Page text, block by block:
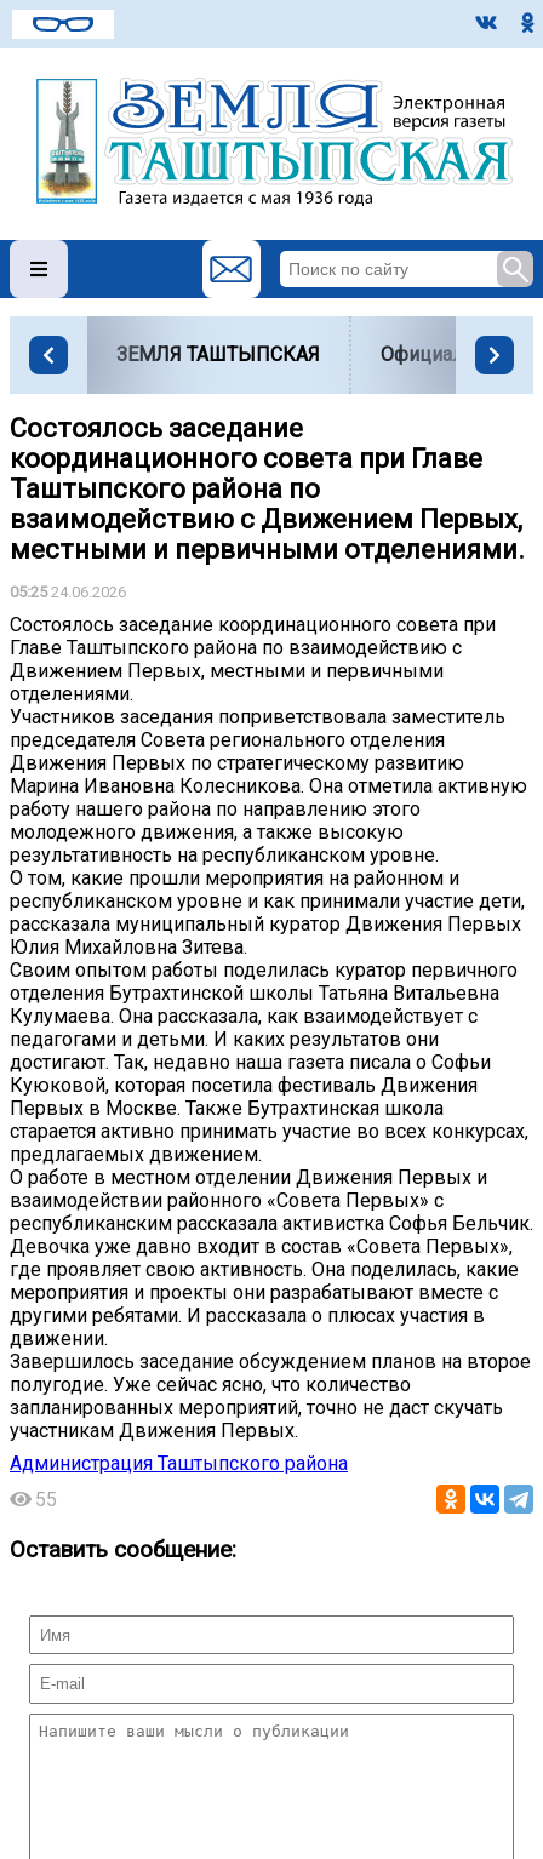
ЗЕМЛЯ ТАШТЫПСКАЯ Официально
Состоялось заседание
координационного совета при Главе
Таштыпского района по
взаимодействию с Движением Первых,
местными и первичными отделениями.
05:2524.06.2026
Состоялось заседание координационного совета при
Главе Таштыпского района по взаимодействию с
Движением Первых, местными и первичными
отделениями.
Участников заседания поприветствовала заместитель
председателя Совета регионального отделения
Движения Первых по стратегическому развитию
Марина Ивановна Колесникова. Она отметила активную
работу нашего района по направлению этого
молодежного движения, а также высокую
результативность на республиканском уровне.
О том, какие прошли мероприятия на районном и
республиканском уровне и как принимали участие дети,
рассказала муниципальный куратор Движения Первых
Юлия Михайловна Зитева.
Своим опытом работы поделилась куратор первичного
отделения Бутрахтинской школы Татьяна Витальевна
Кулумаева. Она рассказала, как взаимодействует с
педагогами и детьми. И каких результатов они
достигают. Так, недавно наша газета писала о Софьи
Куюковой, которая посетила фестиваль Движения
Первых в Москве. Также Бутрахтинская школа
старается активно принимать участие во всех конкурсах,
предлагаемых движением.
О работе в местном отделении Движения Первых и
взаимодействии районного «Совета Первых» с
республиканским рассказала активистка Софья Бельчик.
Девочка уже давно входит в состав «Совета Первых»,
где проявляет свою активность. Она поделилась, какие
мероприятия и проекты они разрабатывают вместе с
другими ребятами. И рассказала о плюсах участия в
движении.
Завершилось заседание обсуждением планов на второе
полугодие. Уже сейчас ясно, что количество
запланированных мероприятий, точно не даст скучать
участникам Движения Первых.
Администрация Таштыпского района
55
Оставить сообщение: